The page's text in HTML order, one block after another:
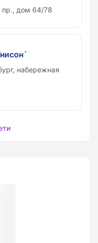
пр., дом 64/78
набережная